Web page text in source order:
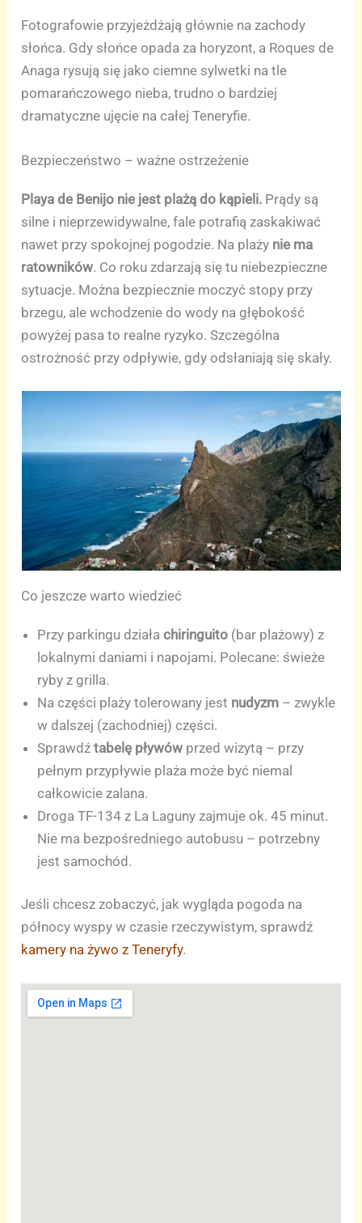
Fotografowie przyjeżdżają głównie na zachody
słońca. Gdy słońce opada za horyzont, a Roques de
Anaga rysują się jako ciemne sylwetki na tle
pomarańczowego nieba, trudno o bardziej
dramatyczne ujęcie na całej Teneryfie.
Bezpieczeństwo – ważne ostrzeżenie
Playa de Benijo nie jest plażą do kąpieli. Prądy są
silne i nieprzewidywalne, fale potrafią zaskakiwać
nawet przy spokojnej pogodzie. Na plaży nie ma
ratowników. Co roku zdarzają się tu niebezpieczne
sytuacje. Można bezpiecznie moczyć stopy przy
brzegu, ale wchodzenie do wody na głębokość
powyżej pasa to realne ryzyko. Szczególna
ostrożność przy odpływie, gdy odsłaniają się skały.
Co jeszcze warto wiedzieć
Przy parkingu działachiringuito (bar plażowy) z
lokalnymi daniami i napojami. Polecane: świeże
ryby z grilla.
Na części plaży tolerowany jest nudyzm – zwykle
w dalszej (zachodniej) części.
Sprawdźtabelę pływów przed wizytą – przy
pełnym przypływie plaża może być niemal
całkowicie zalana.
Droga TF-134 z La Laguny zajmuje ok. 45 minut.
Nie ma bezpośredniego autobusu – potrzebny
jest samochód.
Jeśli chcesz zobaczyć, jak wygląda pogoda na
północy wyspy w czasie rzeczywistym, sprawdź
kamery na żywo z Teneryfy.